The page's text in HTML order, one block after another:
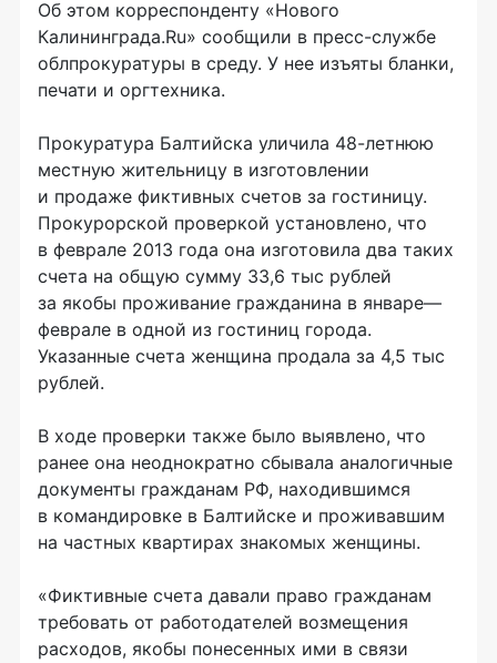
Об этом корреспонденту «Нового
Калининграда.Ru» сообщили в пресс-службе
облпрокуратуры в среду. У нее изъяты бланки,
печати и оргтехника.
Прокуратура Балтийска уличила 48-летнюю
местную жительницу в изготовлении
и продаже фиктивных счетов за гостиницу.
Прокурорской проверкой установлено, что
в феврале 2013 года она изготовила два таких
счета на общую сумму 33,6 тыс рублей
за якобы проживание гражданина в январе—
феврале в одной из гостиниц города.
Указанные счета женщина продала за 4,5 тыс
рублей.
В ходе проверки также было выявлено, что
ранее она неоднократно сбывала аналогичные
документы гражданам РФ, находившимся
в командировке в Балтийске и проживавшим
на частных квартирах знакомых женщины.
«Фиктивные счета давали право гражданам
требовать от работодателей возмещения
расходов, якобы понесенных ими в связи